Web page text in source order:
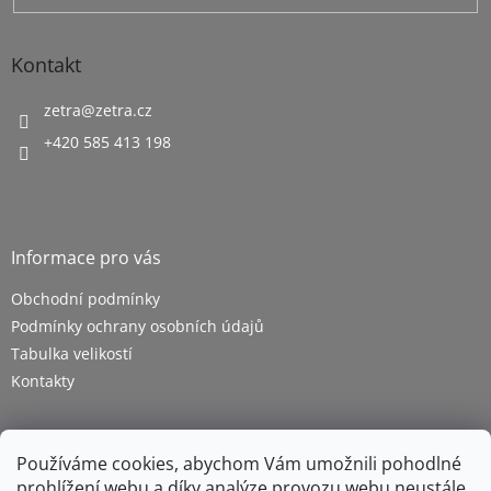
Používáme cookies, abychom Vám umožnili pohodlné
Kontakt
zetra@zetra.cz
+420 585 413 198
Informace pro vás
Obchodní podmínky
Podmínky ochrany osobních údajů
Tabulka velikostí
Kontakty